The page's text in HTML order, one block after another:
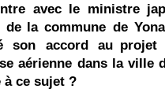
avec le ministre
de la commune de
son accord au projet
aérienne dans la ville
à ce sujet ?